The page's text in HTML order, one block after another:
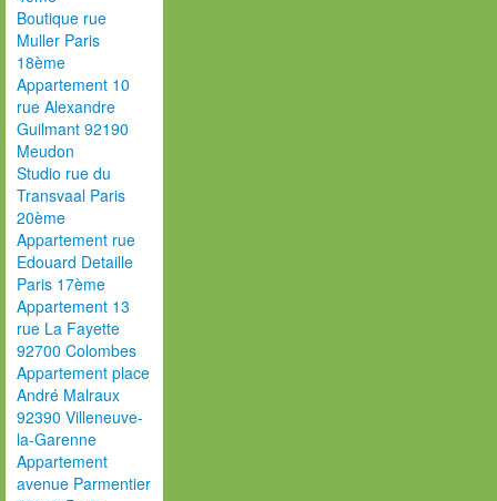
Boutique rue
Muller Paris
18ème
Appartement 10
rue Alexandre
Guilmant 92190
Meudon
Studio rue du
Transvaal Paris
20ème
Appartement rue
Edouard Detaille
Paris 17ème
Appartement 13
rue La Fayette
92700 Colombes
Appartement place
André Malraux
92390 Villeneuve-
la-Garenne
Appartement
avenue Parmentier